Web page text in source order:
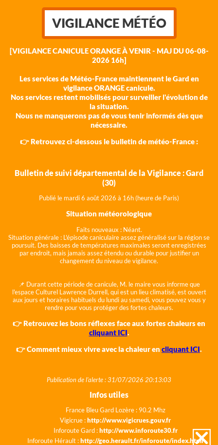
VIGILANCE MÉTÉO
[VIGILANCE CANICULE ORANGE À VENIR - MAJ DU 06-08-
2026 16h]
Les services de Météo-France maintiennent le Gard en
vigilance ORANGE canicule.
Nos services restent mobilisés pour surveiller l'évolution de
la situation.
Nous ne manquerons pas de vous tenir informés dès que
nécessaire.
👉 Retrouvez ci-dessous le bulletin de météo-France :
Bulletin de suivi départemental de la Vigilance : Gard
(30)
Publié le mardi 6 août 2026 à 16h (heure de Paris)
Situation météorologique
Faits nouveaux : Néant.
Situation générale : L'épisode caniculaire assez généralisé sur la région se
poursuit. Des baisses de températures maximales seront enregistrées
par endroit, mais jamais assez étendu ou durable pour justifier un
changement du niveau de vigilance.
📌 Durant cette période de canicule, M. le maire vous informe que
l'espace Culturel Lawrence Durrell, qui est un lieu climatisé, est ouvert
aux jours et horaires habituels du lundi au samedi, vous pouvez vous y
rendre pour vous protéger des fortes chaleurs.
👉 Retrouvez les bons réflexes face aux fortes chaleurs en
cliquant ICI.
👉 Comment mieux vivre avec la chaleur en cliquant ICI.
Publication de l'alerte : 31/07/2026 20:13:03
Infos utiles
France Bleu Gard Lozère : 90.2 Mhz
Vigicrue :http://www.vigicrues.gouv.fr
Inforoute Gard :http://www.inforoute30.fr
Inforoute Hérault :http://geo.herault.fr/inforoute/index.html